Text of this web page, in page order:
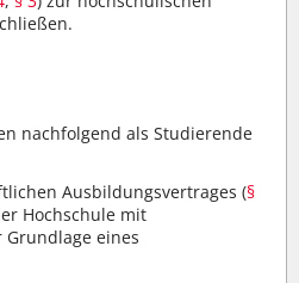
nachfolgend als Studierende
Ausbildungsvertrages (§
Hochschule mit
Grundlage eines